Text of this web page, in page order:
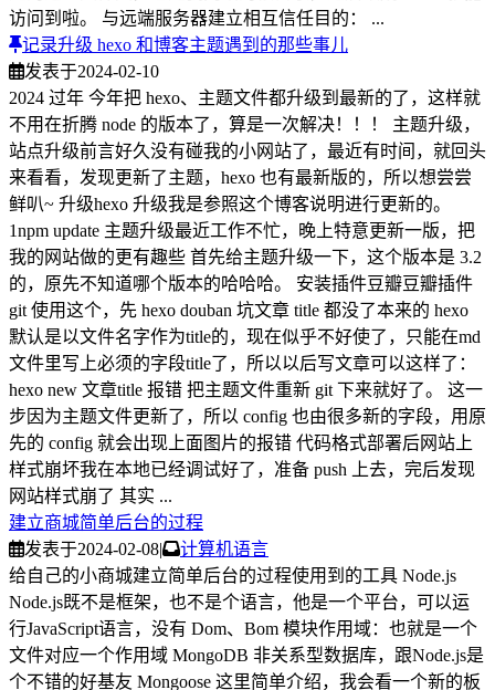
访问到啦。 与远端服务器建立相互信任目的： ...
记录升级 hexo 和博客主题遇到的那些事儿
发表于2024-02-10
2024 过年 今年把 hexo、主题文件都升级到最新的了，这样就
不用在折腾 node 的版本了，算是一次解决！！！ 主题升级，
站点升级前言好久没有碰我的小网站了，最近有时间，就回头
来看看，发现更新了主题，hexo 也有最新版的，所以想尝尝
鲜叭~ 升级hexo 升级我是参照这个博客说明进行更新的。
1npm update 主题升级最近工作不忙，晚上特意更新一版，把
我的网站做的更有趣些 首先给主题升级一下，这个版本是 3.2
的，原先不知道哪个版本的哈哈哈。 安装插件豆瓣豆瓣插件
git 使用这个，先 hexo douban 坑文章 title 都没了本来的 hexo
默认是以文件名字作为title的，现在似乎不好使了，只能在md
文件里写上必须的字段title了，所以以后写文章可以这样了：
hexo new 文章title 报错 把主题文件重新 git 下来就好了。 这一
步因为主题文件更新了，所以 config 也由很多新的字段，用原
先的 config 就会出现上面图片的报错 代码格式部署后网站上
样式崩坏我在本地已经调试好了，准备 push 上去，完后发现
网站样式崩了 其实 ...
建立商城简单后台的过程
发表于2024-02-08|
计算机语言
给自己的小商城建立简单后台的过程使用到的工具 Node.js
Node.js既不是框架，也不是个语言，他是一个平台，可以运
行JavaScript语言，没有 Dom、Bom 模块作用域：也就是一个
文件对应一个作用域 MongoDB 非关系型数据库，跟Node.js是
个不错的好基友 Mongoose 这里简单介绍，我会看一个新的板